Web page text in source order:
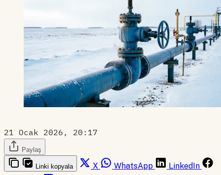
21 Ocak 2026, 20:17
Paylaş
Linki kopyala X WhatsApp
LinkedIn